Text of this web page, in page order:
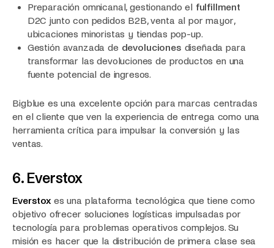
Preparación omnicanal, gestionando el fulfillment
D2C junto con pedidos B2B, venta al por mayor,
ubicaciones minoristas y tiendas pop-up.
Gestión avanzada de devoluciones diseñada para
transformar las devoluciones de productos en una
fuente potencial de ingresos.
Bigblue es una excelente opción para marcas centradas
en el cliente que ven la experiencia de entrega como una
herramienta crítica para impulsar la conversión y las
ventas.
6. Everstox
Everstoxes una plataforma tecnológica que tiene como
objetivo ofrecer soluciones logísticas impulsadas por
tecnología para problemas operativos complejos. Su
misión es hacer que la distribución de primera clase sea